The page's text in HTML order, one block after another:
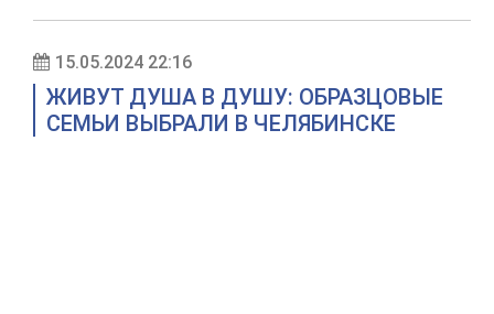
15.05.2024 22:16
ЖИВУТ ДУША В ДУШУ: ОБРАЗЦОВЫЕ
СЕМЬИ ВЫБРАЛИ В ЧЕЛЯБИНСКЕ